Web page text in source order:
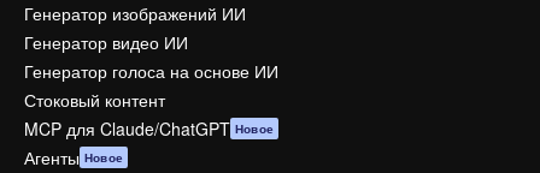
Генератор изображений ИИ
Генератор видео ИИ
Генератор голоса на основе ИИ
Стоковый контент
MCP для Claude/ChatGPT Новое
Агенты Новое